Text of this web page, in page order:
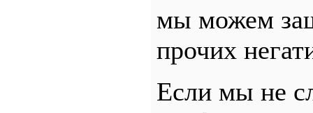
мы можем
прочих
Если мы не